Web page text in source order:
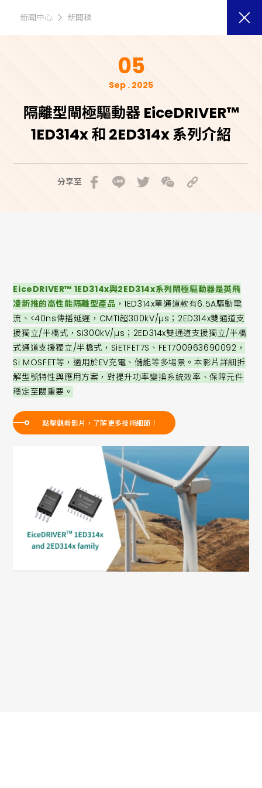
新聞中心 新聞稿
05
Sep . 2025
隔離型閘極驅動器 EiceDRIVER™
1ED314x 和 2ED314x 系列介紹
分享至
EiceDRIVER™ 1ED314x與2ED314x系列閘極驅動器是英飛
凌新推的高性能隔離型產品 ，1ED314x單通道款有6.5A驅動電
流、<40ns傳播延遲，CMTI超300kV/µs；2ED314x雙通道支
援獨立/半橋式，Si300kV/µs；2ED314x雙通道支援獨立/半橋
式通道支援獨立/半橋式，SiETFET7S、FET700963690092，
Si MOSFET等，適用於EV充電、儲能等多場景。本影片詳細拆
解型號特性與應用方案，對提升功率變換系統效率、保障元件
穩定至關重要。
點擊觀看影片，了解更多技術細節！